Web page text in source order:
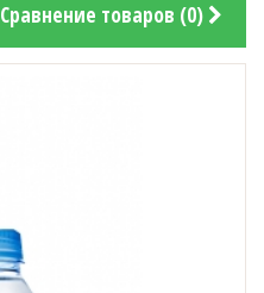
Сравнение товаров (0)